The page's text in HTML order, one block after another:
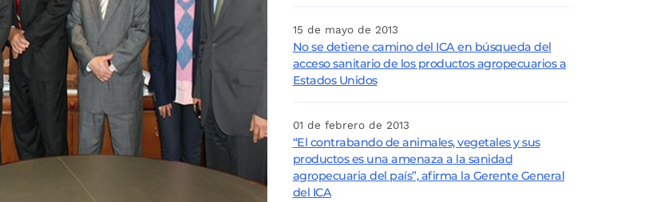
15 de mayo de 2013
No se detiene camino del ICA en búsqueda del
acceso sanitario de los productos agropecuarios a
Estados Unidos
01 de febrero de 2013
“El contrabando de animales, vegetales y sus
productos es una amenaza a la sanidad
agropecuaria del país”, afirma la Gerente General
del ICA